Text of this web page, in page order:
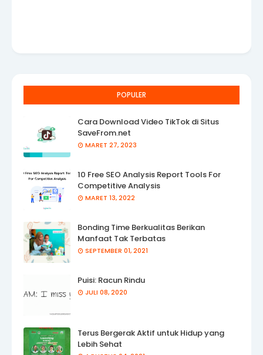
POPULER
Cara Download Video TikTok di Situs
SaveFrom.net
MARET 27, 2023
10 Free SEO Analysis Report Tools For
Competitive Analysis
MARET 13, 2022
Bonding Time Berkualitas Berikan
Manfaat Tak Terbatas
SEPTEMBER 01, 2021
Puisi: Racun Rindu
JULI 08, 2020
Terus Bergerak Aktif untuk Hidup yang
Lebih Sehat